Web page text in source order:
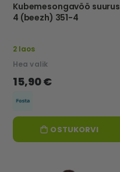
Kubemesongavöö suurus
4 (beezh) 351-4
2 laos
Hea valik
15,90 €
OSTUKORVI